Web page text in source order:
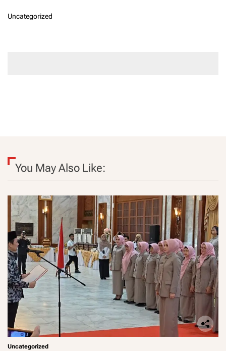
Uncategorized
You May Also Like:
Uncategorized